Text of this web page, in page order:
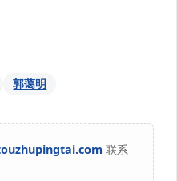
郭蔼明
联系